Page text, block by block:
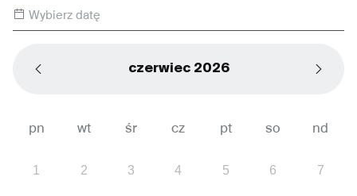
Wybierz datę
czerwiec 2026
pn wt śr cz pt so nd
1 2 3 4 5 6 7